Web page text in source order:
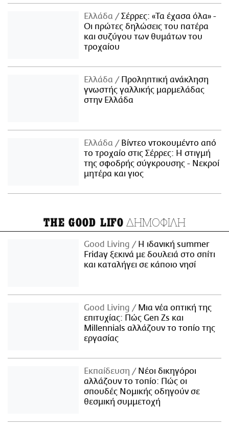
Ελλάδα
Σέρρες: «Τα έχασα όλα» -
Οι πρώτες δηλώσεις του πατέρα
και συζύγου των θυμάτων του
τροχαίου
Ελλάδα
Προληπτική ανάκληση
γνωστής γαλλικής μαρμελάδας
στην Ελλάδα
Ελλάδα
Βίντεο ντοκουμέντο από
το τροχαίο στις Σέρρες: Η στιγμή
της σφοδρής σύγκρουσης - Νεκροί
μητέρα και γιος
THE GOOD LIFO ΔΗΜΟΦΙΛΗ
Good Living
Η ιδανική summer
Friday ξεκινά με δουλειά στο σπίτι
και καταλήγει σε κάποιο νησί
Good Living
Μια νέα οπτική της
επιτυχίας: Πώς Gen Zs και
Millennials αλλάζουν το τοπίο της
εργασίας
Εκπαίδευση
Νέοι δικηγόροι
αλλάζουν το τοπίο: Πώς οι
σπουδές Νομικής οδηγούν σε
θεσμική συμμετοχή